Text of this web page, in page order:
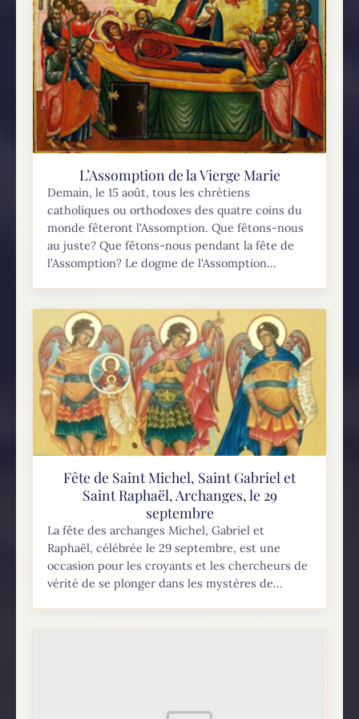
L’Assomption de la Vierge Marie
Demain, le 15 août, tous les chrétiens
catholiques ou orthodoxes des quatre coins du
monde fêteront l’Assomption. Que fêtons-nous
au juste? Que fêtons-nous pendant la fête de
l’Assomption? Le dogme de l'Assomption...
Fête de Saint Michel, Saint Gabriel et
Saint Raphaël, Archanges, le 29
septembre
La fête des archanges Michel, Gabriel et
Raphaël, célébrée le 29 septembre, est une
occasion pour les croyants et les chercheurs de
vérité de se plonger dans les mystères de...